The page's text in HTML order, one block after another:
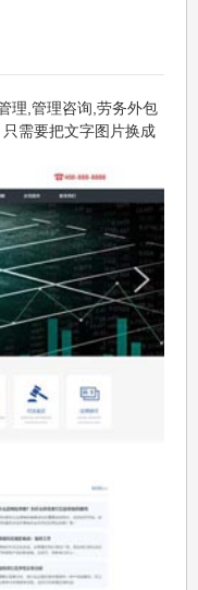
理,管理咨询,劳务外包
需要把文字图片换成